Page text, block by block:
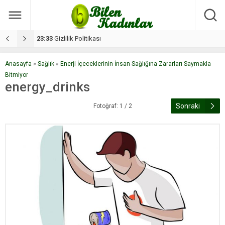
17:08 Dilan, düğününe 5 gün kala hayatını kaybetti
Anasayfa » Sağlık » Enerji İçeceklerinin İnsan Sağlığına Zararları Saymakla
Bitmiyor
energy_drinks
Fotoğraf: 1 / 2 Sonraki